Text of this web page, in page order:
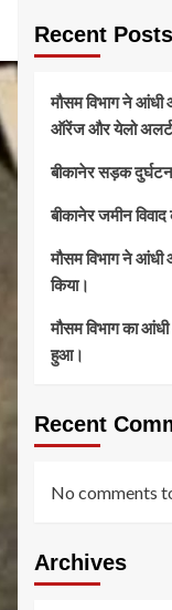
Recent Posts
मौसम विभाग ने आंधी
ऑरेंज और येलो अलर्ट
बीकानेर सड़क
बीकानेर जमीन
मौसम विभाग ने
किया।
मौसम विभाग का
हुआ।
Recent
No comments
Archives